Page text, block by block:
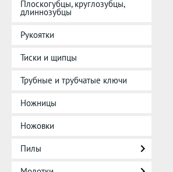
Плоскогубцы, круглозубцы,
длиннозубцы
Рукоятки
Тиски и щипцы
Трубные и трубчатые ключи
Ножницы
Ножовки
Пилы